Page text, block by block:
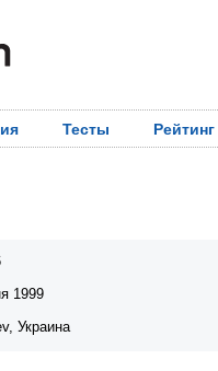
Тесты Рейтинг
1999
Украина